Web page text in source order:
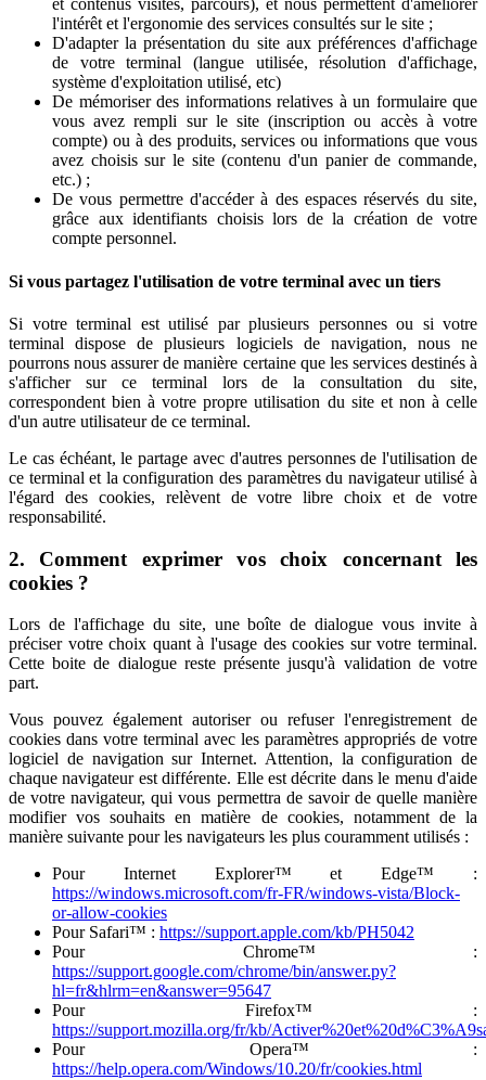
et contenus visités, parcours), et nous permettent d'améliorer
l'intérêt et l'ergonomie des services consultés sur le site ;
D'adapter la présentation du site aux préférences d'affichage
de votre terminal (langue utilisée, résolution d'affichage,
système d'exploitation utilisé, etc)
De mémoriser des informations relatives à un formulaire que
vous avez rempli sur le site (inscription ou accès à votre
compte) ou à des produits, services ou informations que vous
avez choisis sur le site (contenu d'un panier de commande,
etc.) ;
De vous permettre d'accéder à des espaces réservés du site,
grâce aux identifiants choisis lors de la création de votre
compte personnel.
Si vous partagez l'utilisation de votre terminal avec un tiers
Si votre terminal est utilisé par plusieurs personnes ou si votre
terminal dispose de plusieurs logiciels de navigation, nous ne
pourrons nous assurer de manière certaine que les services destinés à
s'afficher sur ce terminal lors de la consultation du site,
correspondent bien à votre propre utilisation du site et non à celle
d'un autre utilisateur de ce terminal.
Le cas échéant, le partage avec d'autres personnes de l'utilisation de
ce terminal et la configuration des paramètres du navigateur utilisé à
l'égard des cookies, relèvent de votre libre choix et de votre
responsabilité.
2. Comment exprimer vos choix concernant les
cookies ?
Lors de l'affichage du site, une boîte de dialogue vous invite à
préciser votre choix quant à l'usage des cookies sur votre terminal.
Cette boite de dialogue reste présente jusqu'à validation de votre
part.
Vous pouvez également autoriser ou refuser l'enregistrement de
cookies dans votre terminal avec les paramètres appropriés de votre
logiciel de navigation sur Internet. Attention, la configuration de
chaque navigateur est différente. Elle est décrite dans le menu d'aide
de votre navigateur, qui vous permettra de savoir de quelle manière
modifier vos souhaits en matière de cookies, notamment de la
manière suivante pour les navigateurs les plus couramment utilisés :
Pour Internet Explorer™ et Edge™ :
https://windows.microsoft.com/fr-FR/windows-vista/Block-
or-allow-cookies
Pour Safari™ : https://support.apple.com/kb/PH5042
Pour Chrome™ :
https://support.google.com/chrome/bin/answer.py?
hl=fr&hlrm=en&answer=95647
Pour Firefox™ :
https://support.mozilla.org/fr/kb/
Pour Opera™ :
https://help.opera.com/Windows/10.20/fr/cookies.html